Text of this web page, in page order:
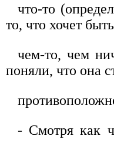
что-то
то, что хочет
чем-то, чем
поняли, что она
- Смотря как